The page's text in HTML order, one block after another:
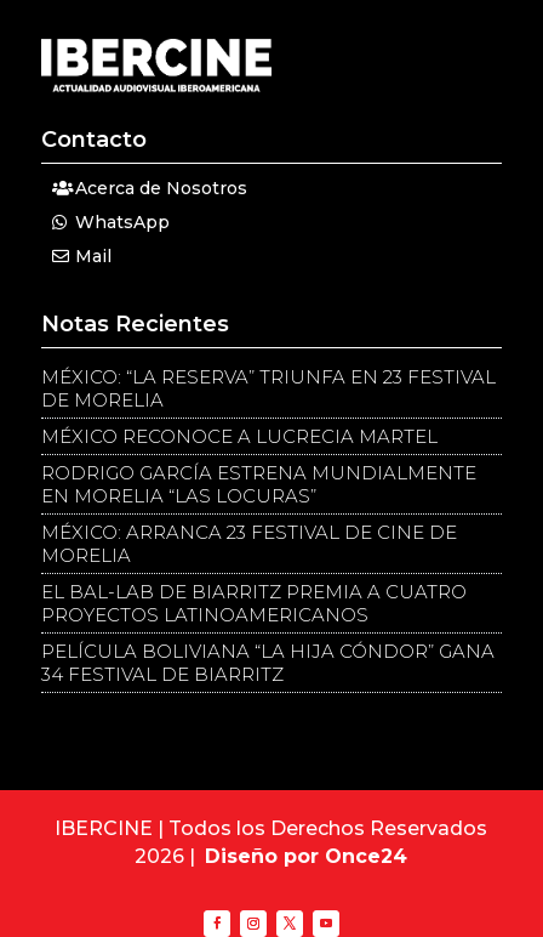
Contacto
Acerca de Nosotros
WhatsApp
Mail
Notas Recientes
MÉXICO: “LA RESERVA” TRIUNFA EN 23 FESTIVAL
DE MORELIA
MÉXICO RECONOCE A LUCRECIA MARTEL
RODRIGO GARCÍA ESTRENA MUNDIALMENTE
EN MORELIA “LAS LOCURAS”
MÉXICO: ARRANCA 23 FESTIVAL DE CINE DE
MORELIA
EL BAL-LAB DE BIARRITZ PREMIA A CUATRO
PROYECTOS LATINOAMERICANOS
PELÍCULA BOLIVIANA “LA HIJA CÓNDOR” GANA
34 FESTIVAL DE BIARRITZ
IBERCINE | Todos los Derechos Reservados
2026 | Diseño por Once24